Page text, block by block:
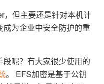
，但主要还是针对本机计
为企业中安全防护的重
呢？有大家很少使用的
。 EFS加密是基于公钥